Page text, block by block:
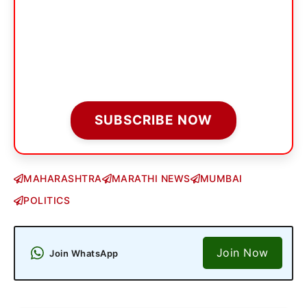
SUBSCRIBE NOW
MAHARASHTRA MARATHI NEWS
MUMBAI
POLITICS
Join WhatsApp Join Now